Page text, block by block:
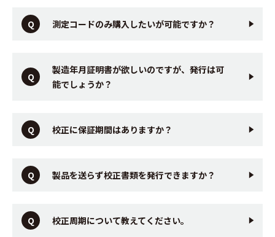
測定コードのみ購入したいが可能ですか？
製造年月証明書が欲しいのですが、発行は可
能でしょうか？
校正に保証期間はありますか？
製品を送らず校正書類を発行できますか？
校正周期について教えてください。